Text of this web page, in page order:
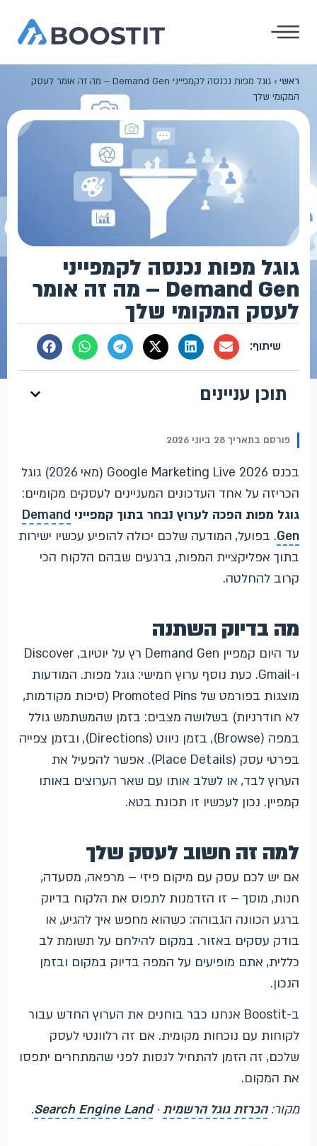
ראשי ›
גוגל מפות נכנסה לקמפייני Demand Gen – מה זה אומר לעסק
המקומי שלך
גוגל מפות נכנסה לקמפייני
Demand Gen – מה זה אומר
לעסק המקומי שלך
תוכן עניינים
פורסם בתאריך 28 ביוני 2026
בכנס Google Marketing Live 2026 (מאי 2026) גוגל
הכריזה על אחד העדכונים המעניינים לעסקים מקומיים:
גוגל מפות הפכה לערוץ נבחר בתוך קמפייני Demand
Gen. בפועל, המודעה שלכם יכולה להופיע עכשיו ישירות
בתוך אפליקציית המפות, ברגעים שבהם הלקוח הכי
קרוב להחלטה.
מה בדיוק השתנה
עד היום קמפיין Demand Gen רץ על יוטיוב, Discover
ו-Gmail. כעת נוסף ערוץ חמישי: גוגל מפות. המודעות
מוצגות בפורמט של Promoted Pins (סיכות מקודמות,
לא חודרניות) בשלושה מצבים: בזמן שהמשתמש גולל
במפה (Browse), בזמן ניווט (Directions), ובזמן צפייה
בפרטי עסק (Place Details). אפשר להפעיל את
הערוץ לבד, או לשלב אותו עם שאר הערוצים באותו
קמפיין. נכון לעכשיו זו תכונת בטא.
למה זה חשוב לעסק שלך
אם יש לכם עסק עם מיקום פיזי – מרפאה, מסעדה,
חנות, מוסך – זו הזדמנות לתפוס את הלקוח בדיוק
ברגע הכוונה הגבוהה: כשהוא מחפש איך להגיע, או
בודק עסקים באזור. במקום להילחם על תשומת לב
כללית, אתם מופיעים על המפה בדיוק במקום ובזמן
הנכון.
ב-Boostit אנחנו כבר בוחנים את הערוץ החדש עבור
לקוחות עם נוכחות מקומית. אם זה רלוונטי לעסק
שלכם, זה הזמן להתחיל לנסות לפני שהמתחרים יתפסו
את המקום.
מקור:הכרזת גוגל הרשמית ·
Search Engine Land
.